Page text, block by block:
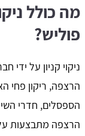
מה כולל
פוליש?
ניקוי קניון על ידי
הרצפה, ריקון
הספסלים, חדרי
הרצפה מתבצעות על